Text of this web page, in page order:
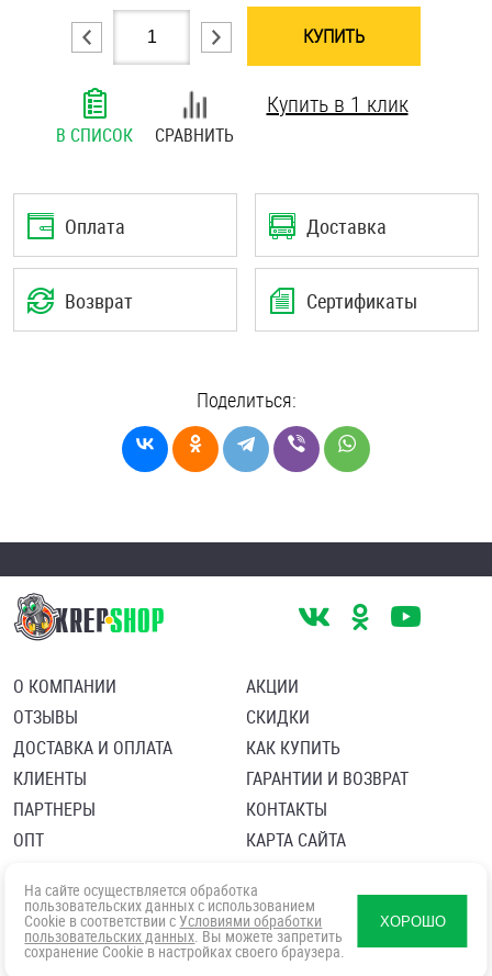
Шплинты
Штифты и пальцы
КУПИТЬ
В СПИСОК СРАВНИТЬ
Купить в 1 клик
Оплата Доставка
Возврат Сертификаты
Поделиться:
О КОМПАНИИ
ОТЗЫВЫ
ДОСТАВКА И ОПЛАТА
КЛИЕНТЫ
ПАРТНЕРЫ
ОПТ
АКЦИИ
СКИДКИ
КАК КУПИТЬ
ГАРАНТИИ И ВОЗВРАТ
КОНТАКТЫ
КАРТА САЙТА
Политика в отношении обработки персональных данных
Согласие посетителя сайта на обработку персональных данны
На сайте осуществляется обработка
пользовательских данных с использованием
Cookie в соответствии с Условиями обработки
пользовательских данных. Вы можете запретить
сохранение Cookie в настройках своего браузера.
ХОРОШО